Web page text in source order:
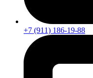
+7 (911) 186-19-88